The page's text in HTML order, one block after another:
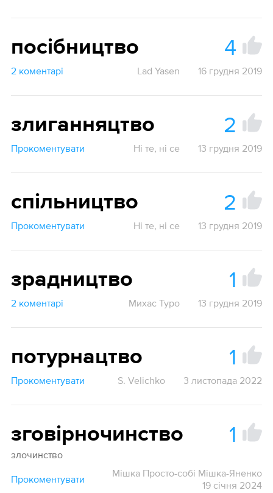
посібництво 4
2 коментарі Lad Yasen 16 грудня 2019
злиганняцтво 2
Прокоментувати Ні те, ні се 13 грудня 2019
спільництво 2
Прокоментувати Ні те, ні се 13 грудня 2019
зрадництво 1
2 коментарі Михас Туро 13 грудня 2019
потурнацтво 1
Прокоментувати S. Velichko 3 листопада 2022
зговірночинство 1
злочинство
Прокоментувати
Мішка Просто-собі Мішка-Яненко
19 січня 2024